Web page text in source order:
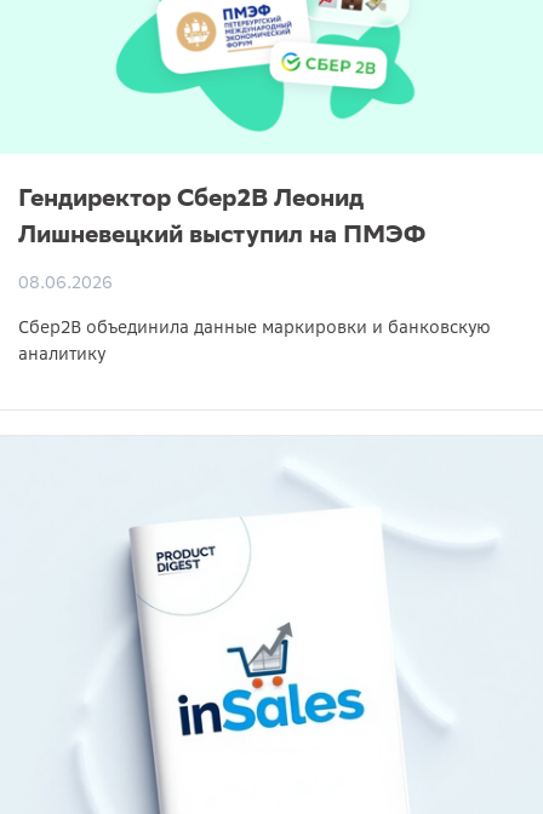
Гендиректор Сбер2B Леонид
Лишневецкий выступил на ПМЭФ
08.06.2026
Сбер2B объединила данные маркировки и банковскую
аналитику